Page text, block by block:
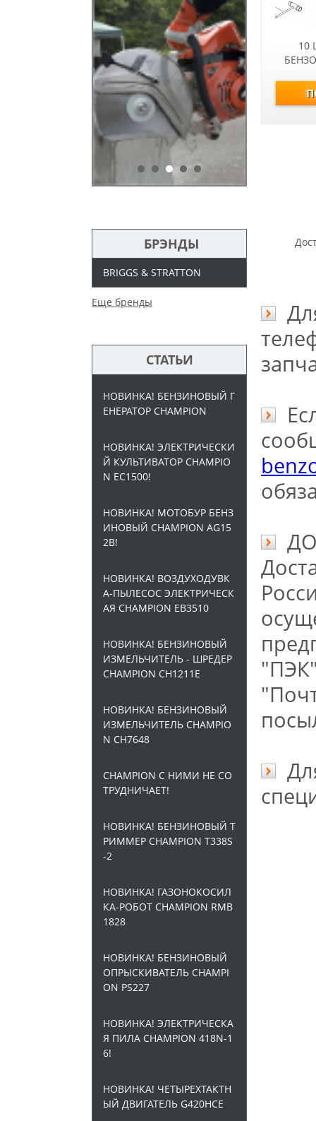
БРЭНДЫ
BRIGGS & STRATTON
Еще бренды
СТАТЬИ
НОВИНКА! БЕНЗИНОВЫЙ Г
ЕНЕРАТОР CHAMPION
НОВИНКА! ЭЛЕКТРИЧЕСКИ
Й КУЛЬТИВАТОР CHAMPIO
N EC1500!
НОВИНКА! МОТОБУР БЕНЗ
ИНОВЫЙ CHAMPION AG15
2B!
НОВИНКА! ВОЗДУХОДУВК
А-ПЫЛЕСОС ЭЛЕКТРИЧЕСК
АЯ CHAMPION EB3510
НОВИНКА! БЕНЗИНОВЫЙ
ИЗМЕЛЬЧИТЕЛЬ - ШРЕДЕР
CHAMPION CH1211E
НОВИНКА! БЕНЗИНОВЫЙ
ИЗМЕЛЬЧИТЕЛЬ CHAMPIO
N CH7648
CHAMPION С НИМИ НЕ СО
ТРУДНИЧАЕТ!
НОВИНКА! БЕНЗИНОВЫЙ Т
РИММЕР CHAMPION T338S
-2
НОВИНКА! ГАЗОНОКОСИЛ
КА-РОБОТ CHAMPION RMB
1828
НОВИНКА! БЕНЗИНОВЫЙ
ОПРЫСКИВАТЕЛЬ CHAMPI
ON PS227
НОВИНКА! ЭЛЕКТРИЧЕСКА
Я ПИЛА CHAMPION 418N-1
6!
НОВИНКА! ЧЕТЫРЕХТАКТН
ЫЙ ДВИГАТЕЛЬ G420HCE
10